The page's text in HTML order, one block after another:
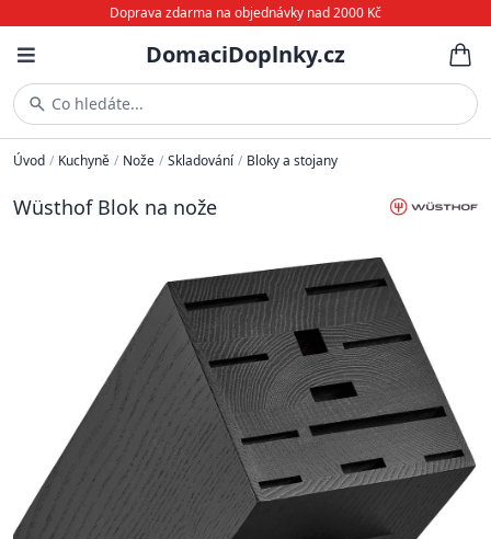
Doprava zdarma na objednávky nad 2000 Kč
DomaciDoplnky.cz
Co hledáte...
Úvod / Kuchyně / Nože / Skladování / Bloky a stojany
Wüsthof Blok na nože